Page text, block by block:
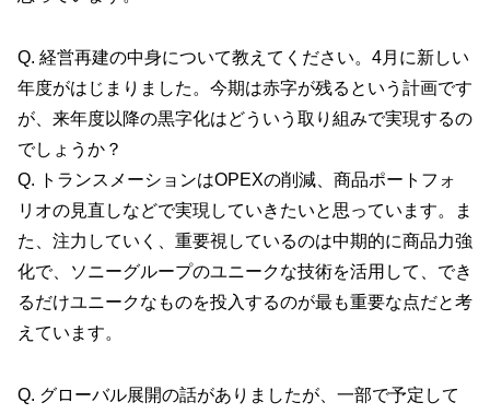
Q. 経営再建の中身について教えてください。4月に新しい
年度がはじまりました。今期は赤字が残るという計画です
が、来年度以降の黒字化はどういう取り組みで実現するの
でしょうか？
Q. トランスメーションはOPEXの削減、商品ポートフォ
リオの見直しなどで実現していきたいと思っています。ま
た、注力していく、重要視しているのは中期的に商品力強
化で、ソニーグループのユニークな技術を活用して、でき
るだけユニークなものを投入するのが最も重要な点だと考
えています。
Q. グローバル展開の話がありましたが、一部で予定して